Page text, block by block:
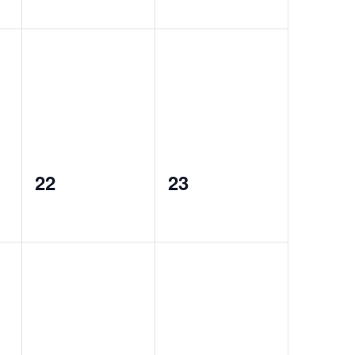
0
22
0
23